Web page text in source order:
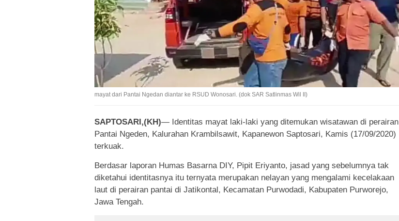
mayat dari Pantai Ngedan diantar ke RSUD Wonosari. (dok SAR Satlinmas Wil II)
SAPTOSARI,(KH)— Identitas mayat laki-laki yang ditemukan wisatawan di perairan
Pantai Ngeden, Kalurahan Krambilsawit, Kapanewon Saptosari, Kamis (17/09/2020)
terkuak.
Berdasar laporan Humas Basarna DIY, Pipit Eriyanto, jasad yang sebelumnya tak
diketahui identitasnya itu ternyata merupakan nelayan yang mengalami kecelakaan
laut di perairan pantai di Jatikontal, Kecamatan Purwodadi, Kabupaten Purworejo,
Jawa Tengah.